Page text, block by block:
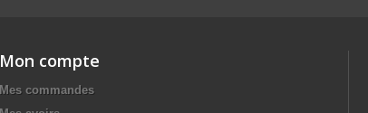
Mon compte
Mes commandes